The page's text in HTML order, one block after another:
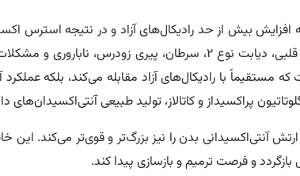
بیش از حد رادیکال‌های آزاد و در نتیجه استرس
به بافت‌ها آسیب می‌زند و زمینه‌ساز ابتلا به بیماری‌های مزمنی چون بیماری قلبی،
با رادیکال‌های آزاد مقابله می‌کند، بلکه
آنتی‌اکسیدانی بدن را نیز بزرگ‌تر و قوی‌تر می‌کند.
و فرصت ترمیم و بازسازی پیدا کند.